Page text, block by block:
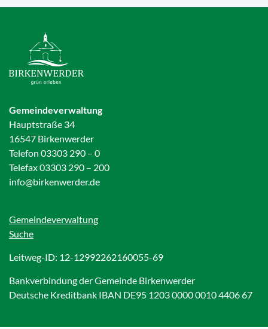
Gemeindeverwaltung
Hauptstraße 34
16547 Birkenwerder
Telefon 03303 290 – 0
Telefax 03303 290 – 200
info@birkenwerder.de
Gemeindeverwaltung
Suche
Leitweg-ID: 12-12992262160055-69
Bankverbindung der Gemeinde Birkenwerder
Deutsche Kreditbank IBAN DE95 1203 0000 0010 4406 67